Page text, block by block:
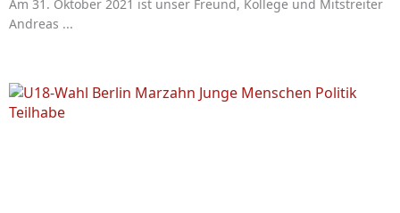
Am 31. Oktober 2021 ist unser Freund, Kollege und Mitstreiter
Andreas ...